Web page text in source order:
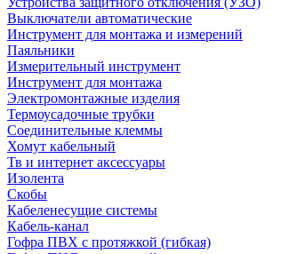
Выключатели автоматические
Инструмент для монтажа и измерений
Паяльники
Измерительный инструмент
Инструмент для монтажа
Электромонтажные изделия
Термоусадочные трубки
Соединительные клеммы
Хомут кабельный
Тв и интернет аксессуары
Изолента
Скобы
Кабеленесущие системы
Кабель-канал
Гофра ПВХ с протяжкой (гибкая)